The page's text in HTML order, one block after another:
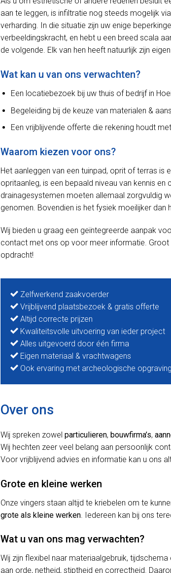
aan te leggen, is infiltratie nog steeds mogelijk
verharding. In die situatie zijn uw enige
verbeeldingskracht, en hebt u een breed scala
de volgende. Elk van hen heeft natuurlijk zijn
Wat kan u van ons verwachten?
Een locatiebezoek bij uw thuis of bedrijf in
Begeleiding bij de keuze van materialen &
Een vrijblijvende offerte die rekening houdt
Waarom kiezen voor ons?
Het aanleggen van een tuinpad, oprit of terras
opritaanleg, is een bepaald niveau van kennis
drainagesystemen moeten allemaal zorgvuldig
genomen. Bovendien is het fysiek moeilijker dan
Wij bieden u graag een geïntegreerde aanpak
contact met ons op voor meer informatie.
opdracht!
Zelfwerkend zaakvoerder
Vrijblijvend plaatsbezoek & gratis offerte
Altijd correcte prijzen
Kwaliteitsvolle uitvoering van ieder project
Alles uitgevoerd door één firma
Eigen materiaal & vrachtwagens
Ook ervaring met archeologische
Over ons
Wij spreken zowel particulieren, bouwfirma’s,
Wij hechten zeer veel belang aan persoonlijk
Voor vrijblijvend advies en informatie kan u ons
Grote en kleine werken
Onze vingers staan altijd te kriebelen om te
grote als kleine werken . Iedereen kan bij ons
Wat u van ons mag verwachten?
Wij zijn flexibel naar materiaalgebruik,
aan orde, netheid, stiptheid en correctheid.